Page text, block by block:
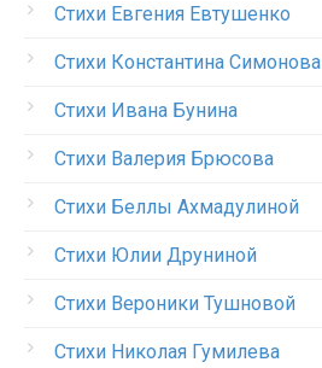
Стихи Евгения Евтушенко
Стихи Константина Симонова
Стихи Ивана Бунина
Стихи Валерия Брюсова
Стихи Беллы Ахмадулиной
Стихи Юлии Друниной
Стихи Вероники Тушновой
Стихи Николая Гумилева